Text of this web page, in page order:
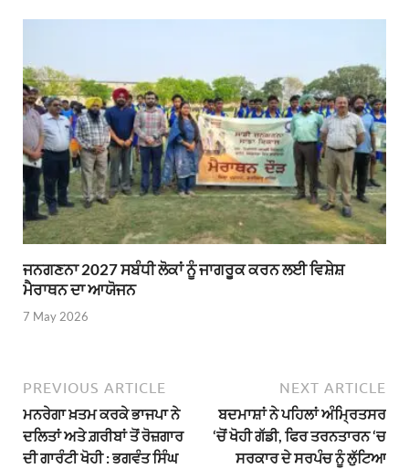
ਜਨਗਣਨਾ 2027 ਸਬੰਧੀ ਲੋਕਾਂ ਨੂੰ ਜਾਗਰੂਕ ਕਰਨ ਲਈ ਵਿਸ਼ੇਸ਼
ਮੈਰਾਥਨ ਦਾ ਆਯੋਜਨ
7 May 2026
PREVIOUS ARTICLE
ਮਨਰੇਗਾ ਖ਼ਤਮ ਕਰਕੇ ਭਾਜਪਾ ਨੇ
ਦਲਿਤਾਂ ਅਤੇ ਗ਼ਰੀਬਾਂ ਤੋਂ ਰੋਜ਼ਗਾਰ
ਦੀ ਗਾਰੰਟੀ ਖੋਹੀ : ਭਗਵੰਤ ਸਿੰਘ
NEXT ARTICLE
ਬਦਮਾਸ਼ਾਂ ਨੇ ਪਹਿਲਾਂ ਅੰਮ੍ਰਿਤਸਰ
‘ਚੋਂ ਖੋਹੀ ਗੱਡੀ, ਫਿਰ ਤਰਨਤਾਰਨ ‘ਚ
ਸਰਕਾਰ ਦੇ ਸਰਪੰਚ ਨੂੰ ਲੁੱਟਿਆ